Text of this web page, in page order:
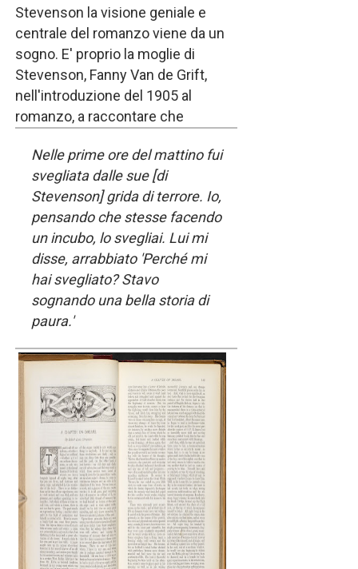
Stevenson la visione geniale e
centrale del romanzo viene da un
sogno. E' proprio la moglie di
Stevenson, Fanny Van de Grift,
nell'introduzione del 1905 al
romanzo, a raccontare che
Nelle prime ore del mattino fui
svegliata dalle sue[di
Stevenson]grida di terrore. Io,
pensando che stesse facendo
un incubo, lo svegliai. Lui mi
disse, arrabbiato 'Perché mi
hai svegliato? Stavo
sognando una bella storia di
paura.'